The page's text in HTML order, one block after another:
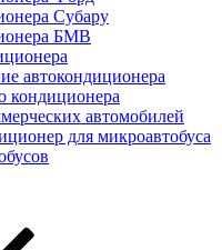
Субару
БМВ
автокондиционера
кондиционера
автомобилей
для микроавтобуса